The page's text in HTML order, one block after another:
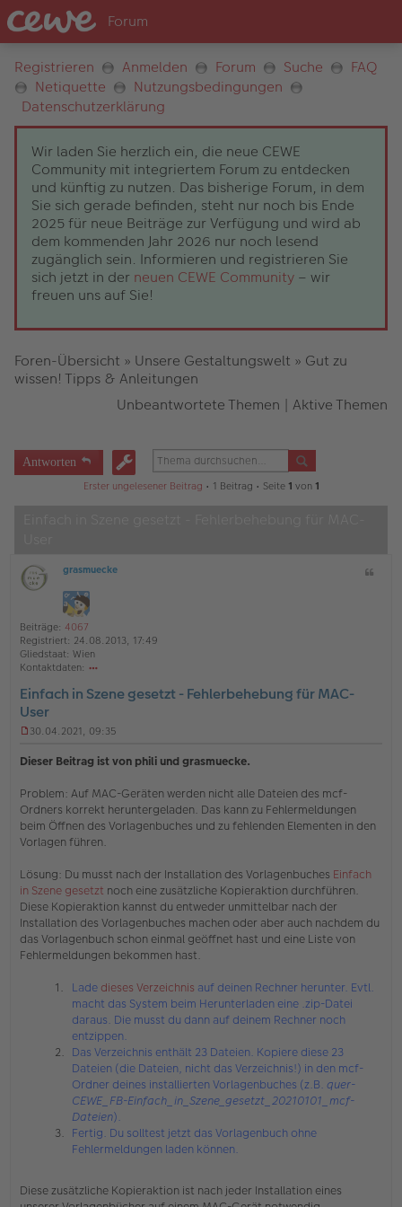
Registrieren Anmelden Forum Suche
FAQ
Netiquette
Nutzungsbedingungen
Datenschutzerklärung
Wir laden Sie herzlich ein, die neue CEWE
Community mit integriertem Forum zu entdecken
und künftig zu nutzen. Das bisherige Forum, in dem
Sie sich gerade befinden, steht nur noch bis Ende
2025 für neue Beiträge zur Verfügung und wird ab
dem kommenden Jahr 2026 nur noch lesend
zugänglich sein. Informieren und registrieren Sie
sich jetzt in der neuen CEWE Community – wir
freuen uns auf Sie!
Foren-Übersicht » Unsere Gestaltungswelt » Gut zu
wissen! Tipps & Anleitungen
Unbeantwortete Themen | Aktive Themen
Antworten
Erster ungelesener Beitrag • 1 Beitrag • Seite 1 von 1
O
ff
n
e
grasmuecke
Beiträge: 4067
Registriert: 24.08.2013, 17:49
Gliedstaat: Wien
Kontaktdaten:
nt
at
v
n
gr
as
m
ue
e
Einfach in Szene gesetzt - Fehlerbehebung für MAC-
User
n
g
l
e
s
n
r
B
e
t
r
a
30.04.2021, 09:35
Dieser Beitrag ist von phili und grasmuecke.
Problem: Auf MAC-Geräten werden nicht alle Dateien des mcf-
Ordners korrekt heruntergeladen. Das kann zu Fehlermeldungen
beim Öffnen des Vorlagenbuches und zu fehlenden Elementen in den
Vorlagen führen.
Lösung: Du musst nach der Installation des Vorlagenbuches Einfach
in Szene gesetzt noch eine zusätzliche Kopieraktion durchführen.
Diese Kopieraktion kannst du entweder unmittelbar nach der
Installation des Vorlagenbuches machen oder aber auch nachdem du
das Vorlagenbuch schon einmal geöffnet hast und eine Liste von
Fehlermeldungen bekommen hast.
Lade dieses Verzeichnis auf deinen Rechner herunter. Evtl.
macht das System beim Herunterladen eine .zip-Datei
daraus. Die musst du dann auf deinem Rechner noch
entzippen.
Das Verzeichnis enthält 23 Dateien. Kopiere diese 23
Dateien (die Dateien, nicht das Verzeichnis!) in den mcf-
Ordner deines installierten Vorlagenbuches (z.B. quer-
CEWE_FB-Einfach_in_Szene_gesetzt_20210101_mcf-
Dateien).
Fertig. Du solltest jetzt das Vorlagenbuch ohne
Fehlermeldungen laden können.
Diese zusätzliche Kopieraktion ist nach jeder Installation eines